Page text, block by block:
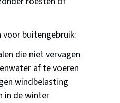
voor buitengebruik:
die niet vervagen
af te voeren
windbelasting
in de winter